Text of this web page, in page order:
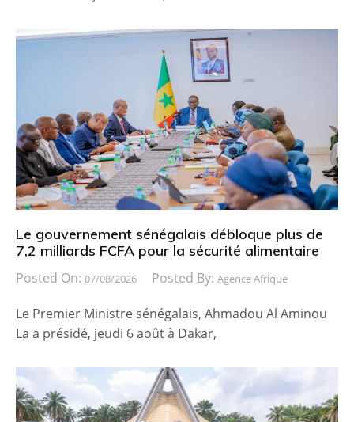
Le gouvernement sénégalais débloque plus de
7,2 milliards FCFA pour la sécurité alimentaire
Posted On: 07/08/2026 Posted By: Agence Afrique
Le Premier Ministre sénégalais, Ahmadou Al Aminou
La a présidé, jeudi 6 août à Dakar,